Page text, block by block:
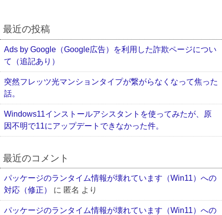
最近の投稿
Ads by Google（Google広告）を利用した詐欺ページについ
て（追記あり）
突然フレッツ光マンションタイプが繋がらなくなって焦った
話。
Windows11インストールアシスタントを使ってみたが、原
因不明で11にアップデートできなかった件。
最近のコメント
パッケージのランタイム情報が壊れています（Win11）への
対応（修正）
に 匿名 より
パッケージのランタイム情報が壊れています（Win11）への